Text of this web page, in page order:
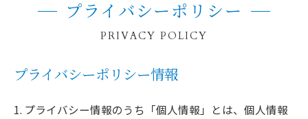
プライバシーポリシー
PRIVACY POLICY
プライバシーポリシー情報
1. プライバシー情報のうち「個人情報」とは、個人情報